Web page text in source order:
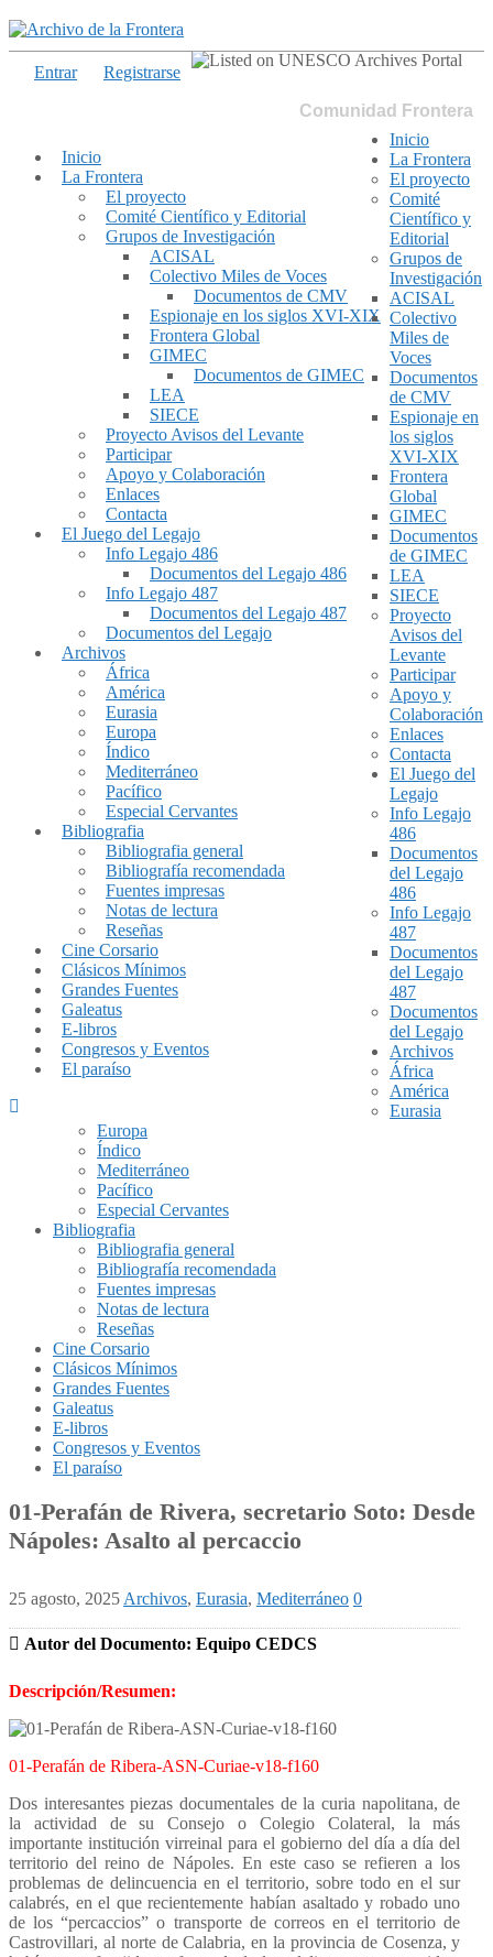
Comunidad Frontera
Inicio
La Frontera
El proyecto
Comité Científico y Editorial
Grupos de Investigación
ACISAL
Colectivo Miles de Voces
Documentos de CMV
Espionaje en los siglos XVI-XIX
Frontera Global
GIMEC
Documentos de GIMEC
LEA
SIECE
Proyecto Avisos del Levante
Participar
Apoyo y Colaboración
Enlaces
Contacta
El Juego del Legajo
Info Legajo 486
Documentos del Legajo 486
Info Legajo 487
Documentos del Legajo 487
Documentos del Legajo
Archivos
África
América
Eurasia
Europa
Índico
Mediterráneo
Pacífico
Especial Cervantes
Bibliografia
Bibliografia general
Bibliografía recomendada
Fuentes impresas
Notas de lectura
Reseñas
Cine Corsario
Clásicos Mínimos
Grandes Fuentes
Galeatus
E-libros
Congresos y Eventos
El paraíso
Entrar Registrarse
Inicio
La Frontera
El proyecto
Comité
Científico y
Editorial
Grupos de
Investigación
ACISAL
Colectivo
Miles de
Voces
Documentos
de CMV
Espionaje en
los siglos
XVI-XIX
Frontera
Global
GIMEC
Documentos
de GIMEC
LEA
SIECE
Proyecto
Avisos del
Levante
Participar
Apoyo y
Colaboración
Enlaces
Contacta
El Juego del
Legajo
Info Legajo
486
Documentos
del Legajo
486
Info Legajo
487
Documentos
del Legajo
487
Documentos
del Legajo
Archivos
África
América
Eurasia
Europa
Índico
Mediterráneo
Pacífico
Especial Cervantes
Bibliografia
Bibliografia general
Bibliografía recomendada
Fuentes impresas
Notas de lectura
Reseñas
Cine Corsario
Clásicos Mínimos
Grandes Fuentes
Galeatus
E-libros
Congresos y Eventos
El paraíso
01-Perafán de Rivera, secretario Soto: Desde
Nápoles: Asalto al percaccio
25 agosto, 2025 Archivos, Eurasia, Mediterráneo 0
Autor del Documento: Equipo CEDCS
Descripción/Resumen:
01-Perafán de Ribera-ASN-Curiae-v18-f160
Dos interesantes piezas documentales de la curia napolitana, de
la actividad de su Consejo o Colegio Colateral, la más
importante institución virreinal para el gobierno del día a día del
territorio del reino de Nápoles. En este caso se refieren a los
problemas de delincuencia en el territorio, sobre todo en el sur
calabrés, en el que recientemente habían asaltado y robado uno
de los “percaccios” o transporte de correos en el territorio de
Castrovillari, al norte de Calabria, en la provincia de Cosenza, y